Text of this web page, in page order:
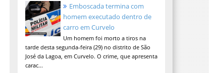
Emboscada termina com
homem executado dentro de
carro em Curvelo
Um homem foi morto a tiros na
tarde desta segunda-feira (29) no distrito de São
José da Lagoa, em Curvelo. O crime, que apresenta
carac...